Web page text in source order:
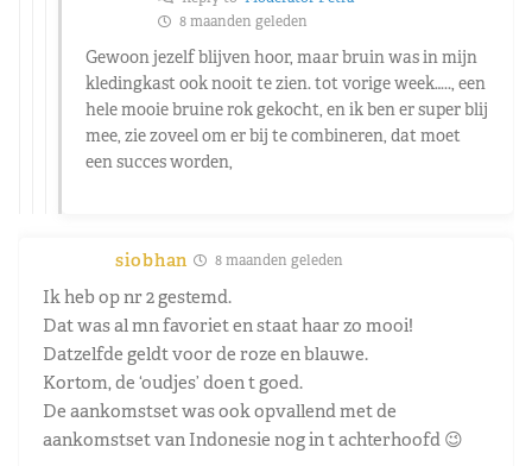
8 maanden geleden
Gewoon jezelf blijven hoor, maar bruin was in mijn
kledingkast ook nooit te zien. tot vorige week….., een
hele mooie bruine rok gekocht, en ik ben er super blij
mee, zie zoveel om er bij te combineren, dat moet
een succes worden,
siobhan 8 maanden geleden
Ik heb op nr 2 gestemd.
Dat was al mn favoriet en staat haar zo mooi!
Datzelfde geldt voor de roze en blauwe.
Kortom, de ‘oudjes’ doen t goed.
De aankomstset was ook opvallend met de
aankomstset van Indonesie nog in t achterhoofd 😉